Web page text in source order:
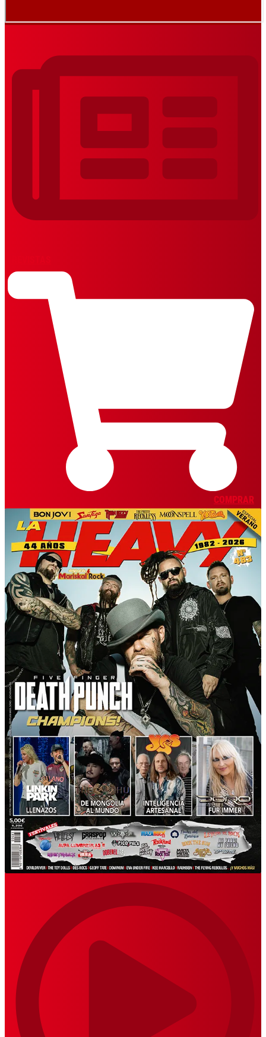
COMPRAR